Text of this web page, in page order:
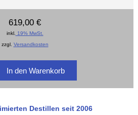
619,00 €
inkl. 19% MwSt.
zzgl. Versandkosten
Destillen seit 2006